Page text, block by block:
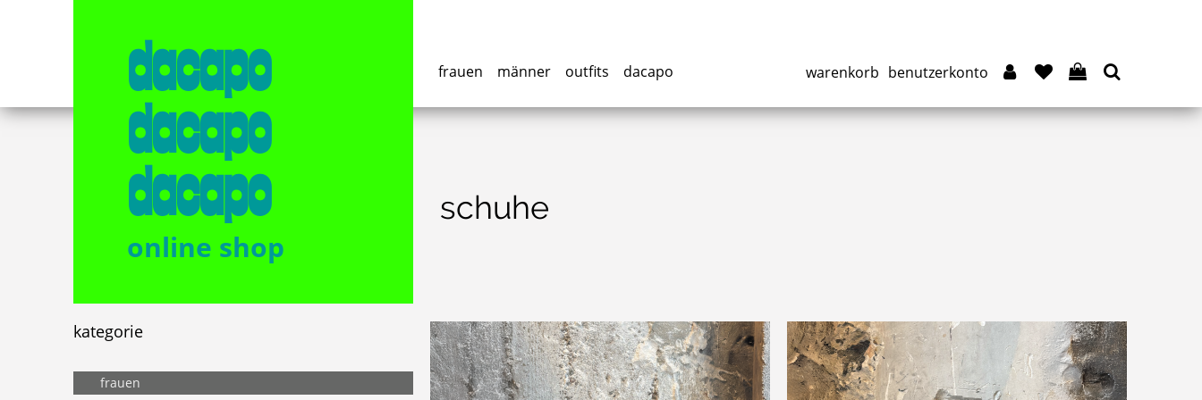
dacapo
dacapo
dacapo
online shop
frauen männer outfits dacapo benutzerkonto
warenkorb
kategorie
frauen
schuhe